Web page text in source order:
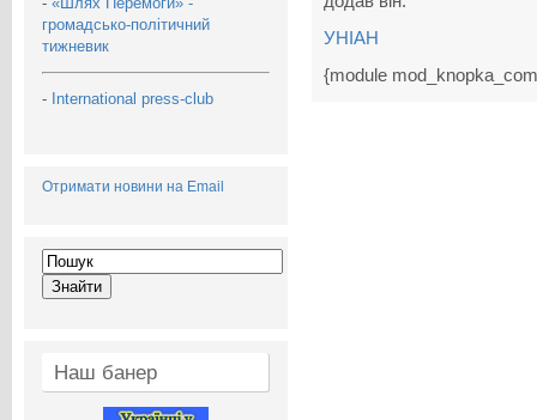
громадсько-політичний
тижневик
- International press-club
Отримати новини на Email
Наш банер
УНІАН
{module